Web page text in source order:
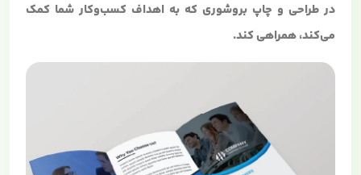
در طراحی و چاپ بروشوری که به اهداف کسب‌وکار شما کمک
می‌کند، همراهی کند.